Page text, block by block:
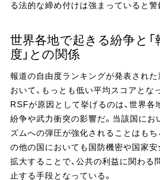
る法的な締め付けは強まっていると警
世界各地で起きる紛争と「
度」との関係
報道の自由度ランキングが発表された
おいて、もっとも低い平均スコアとな
RSFが原因として挙げるのは、世界各
紛争や武力衝突の影響だ。当該国にお
ズムへの弾圧が強化されることはもち
の他の国においても国防機密や国家安
拡大することで、公共の利益に関わる
止する手段となっている。